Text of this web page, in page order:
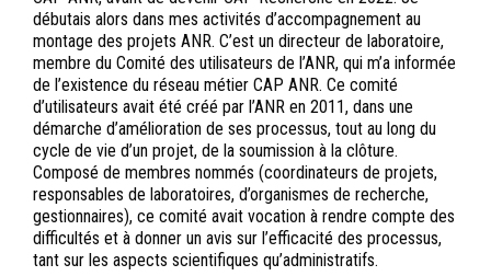
débutais alors dans mes activités d’accompagnement au
montage des projets ANR. C’est un directeur de laboratoire,
membre du Comité des utilisateurs de l’ANR, qui m’a informée
de l’existence du réseau métier CAP ANR. Ce comité
d’utilisateurs avait été créé par l’ANR en 2011, dans une
démarche d’amélioration de ses processus, tout au long du
cycle de vie d’un projet, de la soumission à la clôture.
Composé de membres nommés (coordinateurs de projets,
responsables de laboratoires, d’organismes de recherche,
gestionnaires), ce comité avait vocation à rendre compte des
difficultés et à donner un avis sur l’efficacité des processus,
tant sur les aspects scientifiques qu’administratifs.